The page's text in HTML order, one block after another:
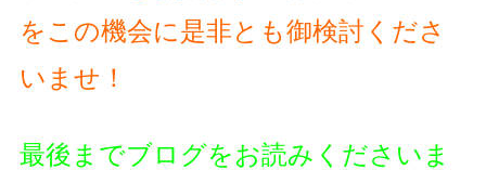
をこの機会に是非とも御検討くださ
いませ！
最後までブログをお読みくださいま